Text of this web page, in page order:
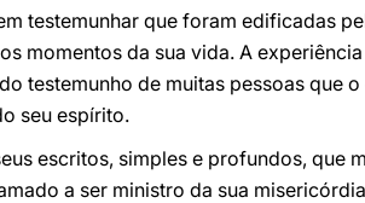
testemunhar que foram edificadas
momentos da sua vida. A
testemunho de muitas pessoas que
seu espírito.
escritos, simples e profundos, que
a ser ministro da sua